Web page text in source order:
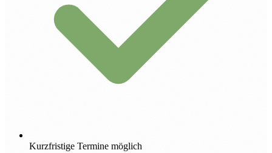
Kurzfristige Termine möglich